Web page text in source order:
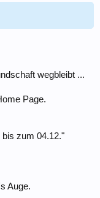
wegbleibt ...
Page.
zum 04.12."
Auge.